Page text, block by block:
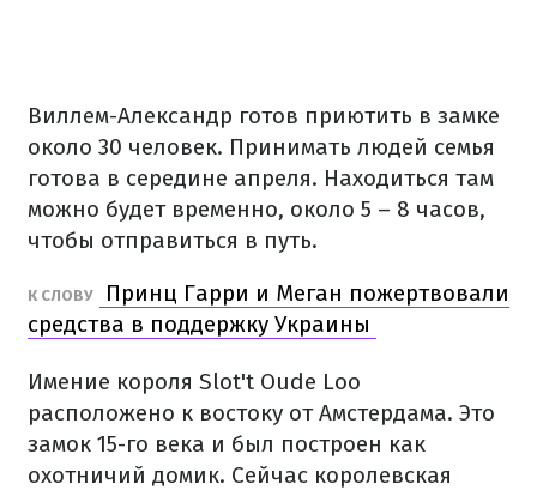
Виллем-Александр готов приютить в замке
около 30 человек. Принимать людей семья
готова в середине апреля. Находиться там
можно будет временно, около 5 – 8 часов,
чтобы отправиться в путь.
К СЛОВУ
Принц Гарри и Меган пожертвовали
средства в поддержку Украины
Имение короля Slot't Oude Loo
расположено к востоку от Амстердама. Это
замок 15-го века и был построен как
охотничий домик. Сейчас королевская